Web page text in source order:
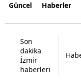
Güncel Haberler
Son
dakika
İzmir
haberleri